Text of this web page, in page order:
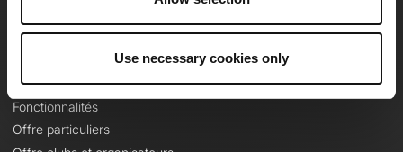
Use necessary cookies only
Le Mag'
Fonds de cartes topographiques
Fonctionnalités
Offre particuliers